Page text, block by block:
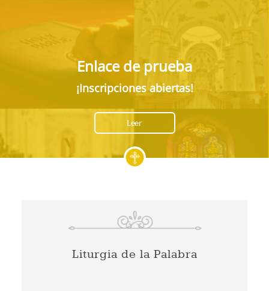
Enlace de prueba
¡Inscripciones abiertas!
Leer
Liturgia de la Palabra